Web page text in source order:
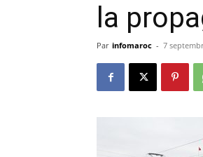
la
Par infomaroc - 7